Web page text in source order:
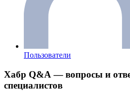
Пользователи
Хабр Q&A — вопросы и
специалистов